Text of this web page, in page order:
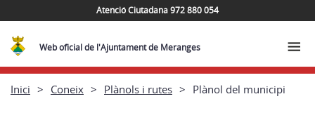
Atenció Ciutadana 972 880 054
Web oficial de l'Ajuntament de Meranges
Inici Coneix Plànols i rutes Plànol del municipi